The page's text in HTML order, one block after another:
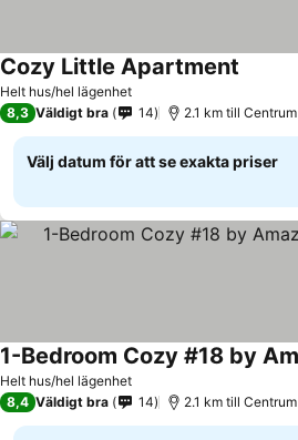
Helt hus/hel lägenhet
Cozy Little Apartment
8,3 Väldigt bra 14 2.1 km till Centrum
Välj datum för att se exakta priser
Helt hus/hel lägenhet
Se priser
8,4 Väldigt bra 14 2.1 km till Centrum